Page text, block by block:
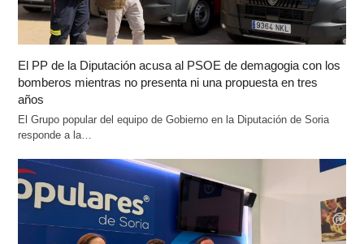
El PP de la Diputación acusa al PSOE de demagogia con los
bomberos mientras no presenta ni una propuesta en tres
años
El Grupo popular del equipo de Gobierno en la Diputación de Soria
responde a la…